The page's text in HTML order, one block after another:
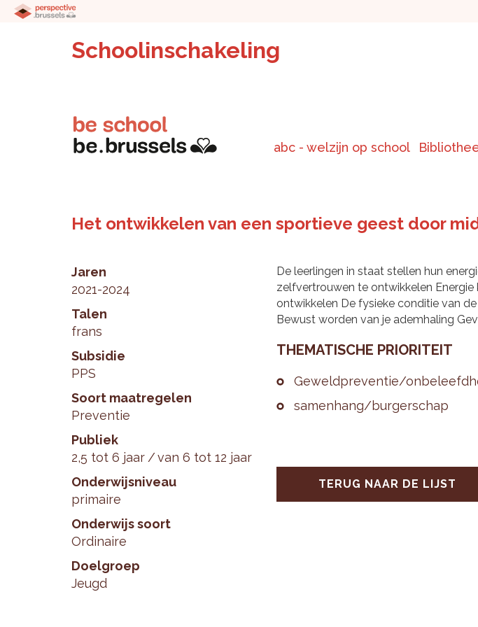
Schoolinschakeling
abc - welzijn op school
Het ontwikkelen van een sportieve geest door
Jaren
2021-2024
Talen
frans
Subsidie
PPS
Soort maatregelen
Preventie
Publiek
2,5 tot 6 jaar
van 6 tot 12 jaar
Onderwijsniveau
primaire
Onderwijs soort
Ordinaire
Doelgroep
Jeugd
De leerlingen in staat stellen hun
zelfvertrouwen te ontwikkelen
ontwikkelen De fysieke conditie van
Bewust worden van je ademhaling
THE­MA­TI­SCHE PRI­O­RI­TEIT
Ge­weld­pre­ven­tie/
sa­men­hang/bur­ger­schap
TERUG NAAR DE LIJST